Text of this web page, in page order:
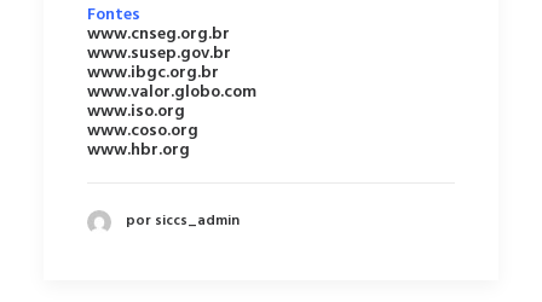
Fontes
www.cnseg.org.br
www.susep.gov.br
www.ibgc.org.br
www.valor.globo.com
www.iso.org
www.coso.org
www.hbr.org
por siccs_admin